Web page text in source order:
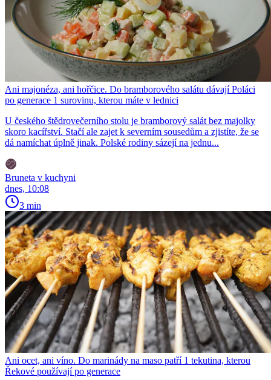
Ani majonéza, ani hořčice. Do bramborového salátu dávají Poláci
po generace 1 surovinu, kterou máte v lednici
U českého štědrovečerního stolu je bramborový salát bez majolky
skoro kacířství. Stačí ale zajet k severním sousedům a zjistíte, že se
dá namíchat úplně jinak. Polské rodiny sázejí na jednu...
Bruneta v kuchyni
dnes, 10:08
3 min
Ani ocet, ani víno. Do marinády na maso patří 1 tekutina, kterou
Řekové používají po generace